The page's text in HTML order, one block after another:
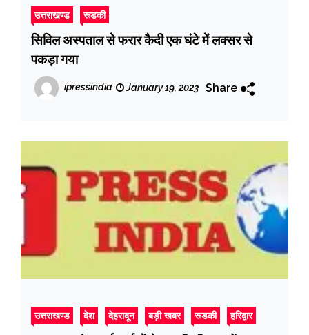
उत्तराखण्ड रूडकी
सिविल अस्पताल से फरार कैदी एक घंटे में लक्सर से
पकड़ा गया
ipressindia January 19, 2023 Share
उत्तराखण्ड देश देहरादून बड़ी खबर रूडकी हरिद्वार